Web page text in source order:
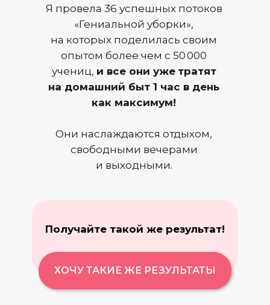
Я провела 36 успешных потоков
«Гениальной уборки»,
на которых поделилась своим
опытом более чем с 50 000
учениц, и все они уже тратят
на домашний быт 1 час в день
как максимум!
Они наслаждаются отдыхом,
свободными вечерами
и выходными.
ХОЧУ ТАКИЕ ЖЕ РЕЗУЛЬТАТЫ
Получайте такой же результат!